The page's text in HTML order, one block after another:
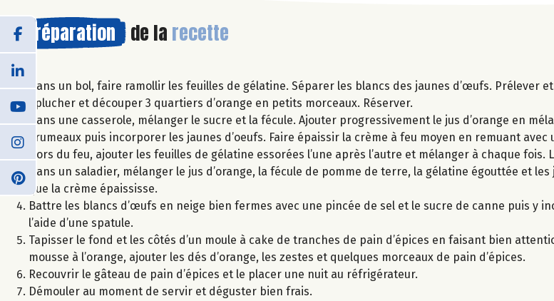
Préparation de la recette
Dans un bol, faire ramollir les feuilles de gélatine. Séparer les blancs des jaunes d’œufs. Prélever
Éplucher et découper 3 quartiers d’orange en petits morceaux. Réserver.
Dans une casserole, mélanger le sucre et la fécule. Ajouter progressivement le jus d’orange en
grumeaux puis incorporer les jaunes d’oeufs. Faire épaissir la crème à feu moyen en remuant
Hors du feu, ajouter les feuilles de gélatine essorées l’une après l’autre et mélanger à chaque fois.
Dans un saladier, mélanger le jus d’orange, la fécule de pomme de terre, la gélatine égouttée et les
que la crème épaississe.
Battre les blancs d’œufs en neige bien fermes avec une pincée de sel et le sucre de canne puis y
l’aide d’une spatule.
Tapisser le fond et les côtés d’un moule à cake de tranches de pain d’épices en faisant bien
mousse à l’orange, ajouter les dés d’orange, les zestes et quelques morceaux de pain d’épices.
Recouvrir le gâteau de pain d’épices et le placer une nuit au réfrigérateur.
Démouler au moment de servir et déguster bien frais.